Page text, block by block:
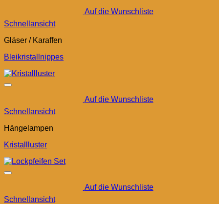
Auf die Wunschliste
Schnellansicht
Gläser / Karaffen
Bleikristallnippes
Auf die Wunschliste
Schnellansicht
Hängelampen
Kristallluster
Auf die Wunschliste
Schnellansicht